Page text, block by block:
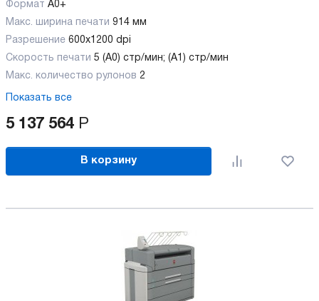
Формат A0+
Макс. ширина печати 914 мм
Разрешение 600х1200 dpi
Скорость печати 5 (A0) стр/мин; (A1) стр/мин
Макс. количество рулонов 2
Показать все
5 137 564 Р
В корзину